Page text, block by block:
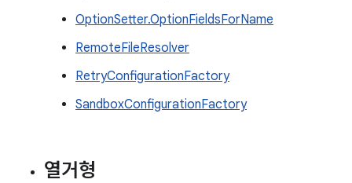
OptionSetter.OptionFieldsForName
RemoteFileResolver
RetryConfigurationFactory
SandboxConfigurationFactory
열거형